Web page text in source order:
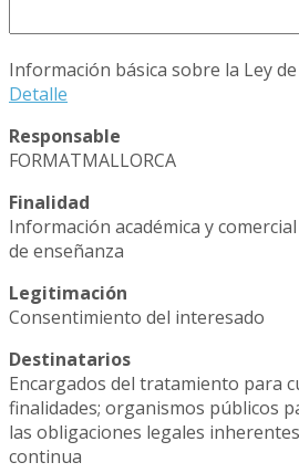
Información básica sobre la Ley
Detalle
Responsable
FORMATMALLORCA
Finalidad
Información académica y
de enseñanza
Legitimación
Consentimiento del interesado
Destinatarios
Encargados del tratamiento para
finalidades; organismos públicos
las obligaciones legales
continua